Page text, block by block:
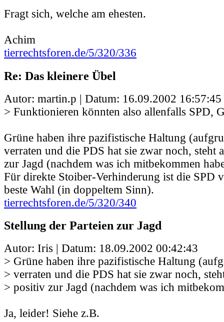
Fragt sich, welche am ehesten.
Achim
tierrechtsforen.de/5/320/336
Re: Das kleinere Übel
Autor: martin.p | Datum: 16.09.2002 16:57:45
> Funktionieren könnten also allenfalls SPD,
Grüne haben ihre pazifistische Haltung
verraten und die PDS hat sie zwar noch, steht
zur Jagd (nachdem was ich mitbekommen
Für direkte Stoiber-Verhinderung ist die SPD
beste Wahl (in doppeltem Sinn).
tierrechtsforen.de/5/320/340
Stellung der Parteien zur Jagd
Autor: Iris | Datum: 18.09.2002 00:42:43
> Grüne haben ihre pazifistische Haltung
> verraten und die PDS hat sie zwar noch,
> positiv zur Jagd (nachdem was ich
Ja, leider! Siehe z.B.